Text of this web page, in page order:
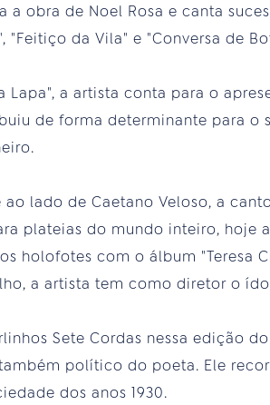
obra de Noel Rosa e canta
da Vila" e "Conversa de
a artista conta para o
de forma determinante para o
ao lado de Caetano Veloso, a
plateias do mundo inteiro, hoje
holofotes com o álbum "Teresa
a artista tem como diretor o
Sete Cordas nessa edição do
político do poeta. Ele
dos anos 1930.